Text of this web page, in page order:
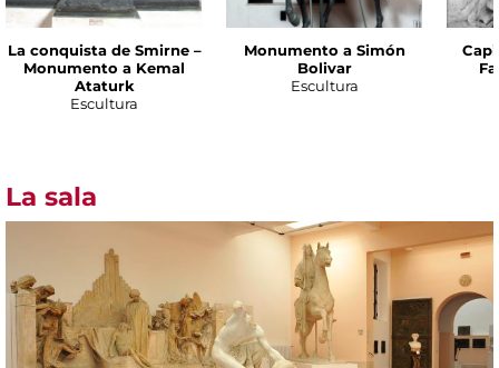
La conquista de Smirne –
Monumento a Kemal
Ataturk
Escultura
Monumento a Simón
Bolivar
Escultura
La sala